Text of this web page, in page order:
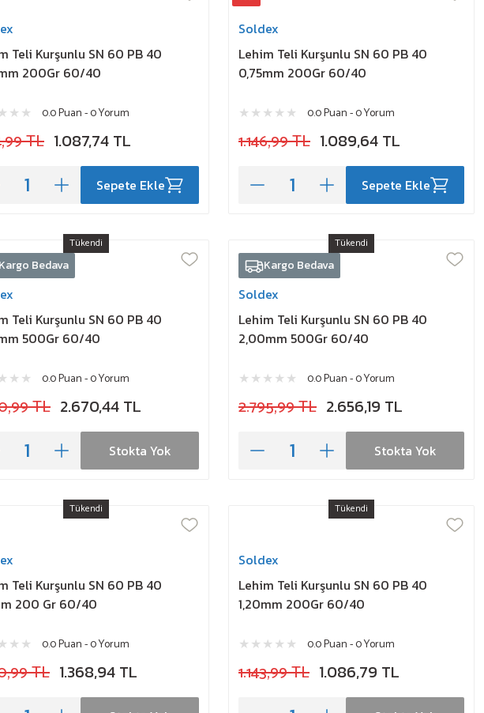
Teli Kurşunlu SN 60 PB 40
200Gr 60/40
0.0 Puan - 0 Yorum
TL 1.087,74 TL
Sepete Ekle
Soldex
Lehim Teli Kurşunlu SN 60 PB 40
0,75mm 200Gr 60/40
0.0 Puan - 0 Yorum
1.146,99 TL 1.089,64 TL
Sepete Ekle
Tükendi
Kargo Bedava
Teli Kurşunlu SN 60 PB 40
500Gr 60/40
0.0 Puan - 0 Yorum
TL 2.670,44 TL
Stokta Yok
Tükendi
Kargo Bedava
Soldex
Lehim Teli Kurşunlu SN 60 PB 40
2,00mm 500Gr 60/40
0.0 Puan - 0 Yorum
2.795,99 TL 2.656,19 TL
Stokta Yok
Tükendi
Teli Kurşunlu SN 60 PB 40
200 Gr 60/40
0.0 Puan - 0 Yorum
TL 1.368,94 TL
Tükendi
Soldex
Lehim Teli Kurşunlu SN 60 PB 40
1,20mm 200Gr 60/40
0.0 Puan - 0 Yorum
1.143,99 TL 1.086,79 TL